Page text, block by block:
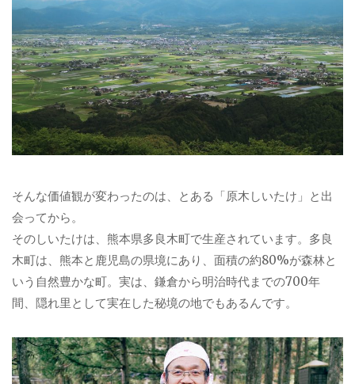
そんな価値観が変わったのは、とある「原木しいたけ」と出
会ってから。
そのしいたけは、熊本県多良木町で生産されています。多良
木町は、熊本と鹿児島の県境にあり、面積の約80%が森林と
いう自然豊かな町。実は、鎌倉から明治時代までの700年
間、隠れ里として実在した秘境の地でもあるんです。